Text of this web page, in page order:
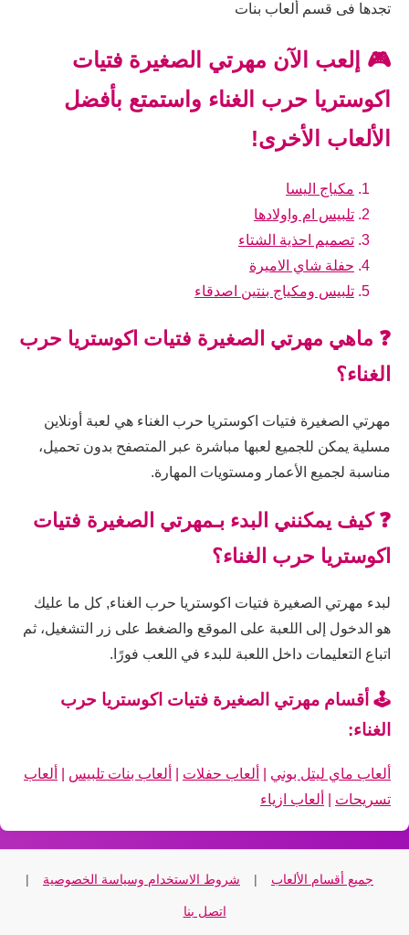
تجدها فى قسم ألعاب بنات
🎮 إلعب الآن مهرتي الصغيرة فتيات
اكوستريا حرب الغناء واستمتع بأفضل
الألعاب الأخرى!
مكياج اليسا
تلبيس ام واولادها
تصميم احذية الشتاء
حفلة شاي الاميرة
تلبيس ومكياج بنتين اصدقاء
❓ ماهي مهرتي الصغيرة فتيات اكوستريا حرب
الغناء؟
مهرتي الصغيرة فتيات اكوستريا حرب الغناء هي لعبة أونلاين
مسلية يمكن للجميع لعبها مباشرة عبر المتصفح بدون تحميل،
مناسبة لجميع الأعمار ومستويات المهارة.
❓ كيف يمكنني البدء بـمهرتي الصغيرة فتيات
اكوستريا حرب الغناء؟
لبدء مهرتي الصغيرة فتيات اكوستريا حرب الغناء, كل ما عليك
هو الدخول إلى اللعبة على الموقع والضغط على زر التشغيل، ثم
اتباع التعليمات داخل اللعبة للبدء في اللعب فورًا.
🕹️ أقسام مهرتي الصغيرة فتيات اكوستريا حرب
الغناء:
ألعاب ماي ليتل بوني ألعاب حفلات ألعاب بنات تلبيس
ألعاب
تسريحات
ألعاب ازياء
جميع أقسام الألعاب | شروط الاستخدام وسياسة الخصوصية |
اتصل بنا